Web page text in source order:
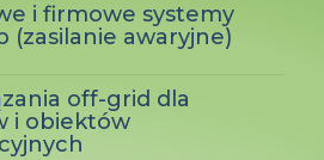
i firmowe systemy
(zasilanie awaryjne)
off-grid dla
i obiektów